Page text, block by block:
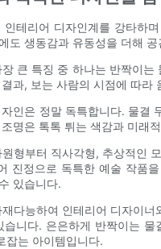
테리어 디자인계를 강타하
도 생동감과 유동성을 더해
큰 특징 중 하나는 반짝이
과, 보는 사람의 시점에 따
인은 정말 독특합니다. 물결
명은 톡톡 튀는 색감과 미래
형부터 직사각형, 추상적인
진정으로 독특한 예술 작품
있습니다.
다능하여 인테리어 디자이
니다. 은은하게 반짝이는
잡는 아이템입니다.